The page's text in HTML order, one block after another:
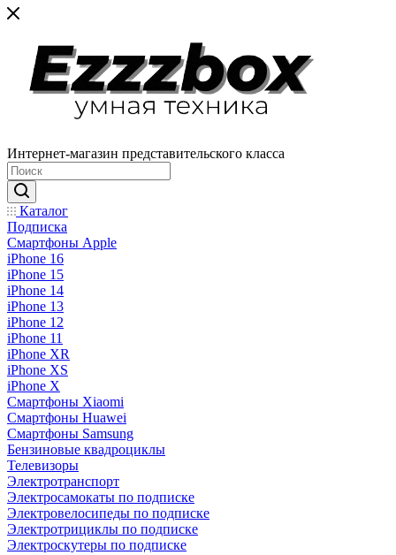
Интернет-магазин представительского класса
Каталог
Подписка
Смартфоны Apple
iPhone 16
iPhone 15
iPhone 14
iPhone 13
iPhone 12
iPhone 11
iPhone XR
iPhone XS
iPhone X
Смартфоны Xiaomi
Смартфоны Huawei
Смартфоны Samsung
Бензиновые квадроциклы
Телевизоры
Электротранспорт
Электросамокаты по подписке
Электровелосипеды по подписке
Электротрициклы по подписке
Электроскутеры по подписке